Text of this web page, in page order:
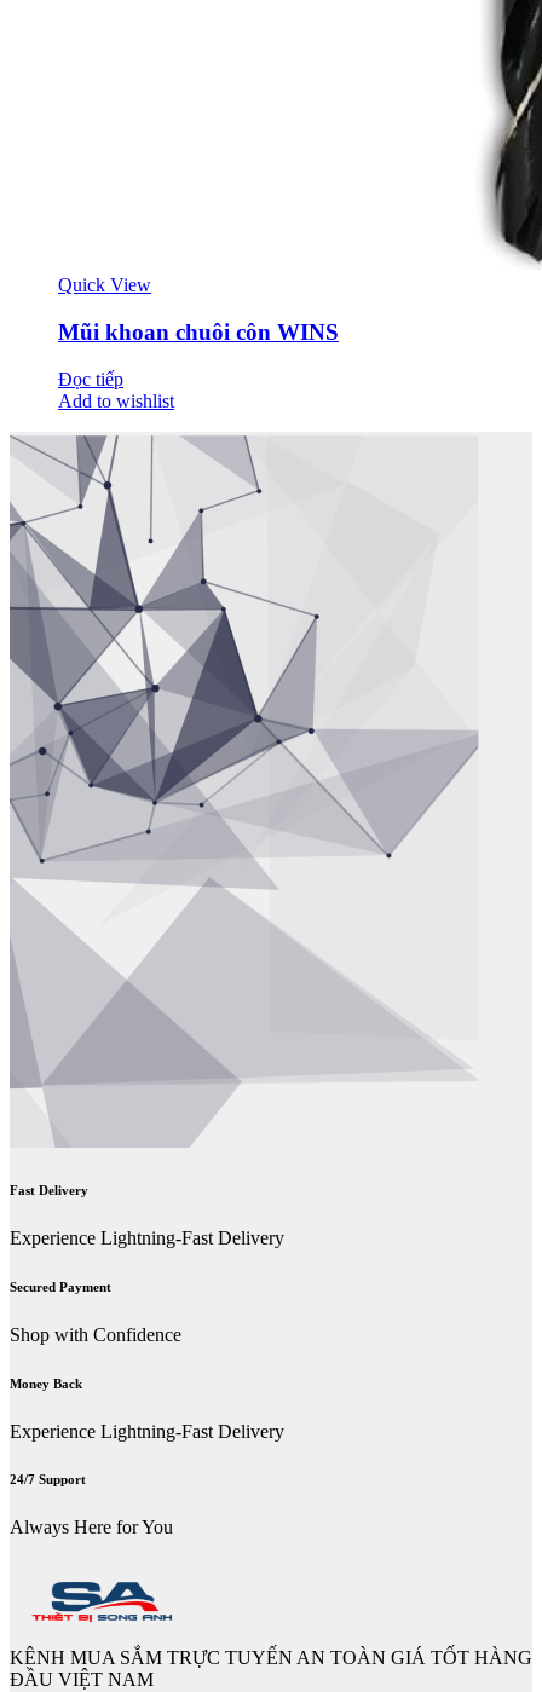
Quick View
Mũi khoan chuôi côn WINS
Đọc tiếp
Add to wishlist
Fast Delivery
Experience Lightning-Fast Delivery
Secured Payment
Shop with Confidence
Money Back
Experience Lightning-Fast Delivery
24/7 Support
Always Here for You
KÊNH MUA SẮM TRỰC TUYẾN AN TOÀN GIÁ TỐT HÀNG
ĐẦU VIỆT NAM